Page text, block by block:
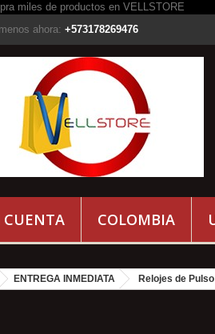
ahora: +573178269476
CUENTA COLOMBIA
ENTREGA INMEDIATA Relojes de Pulso